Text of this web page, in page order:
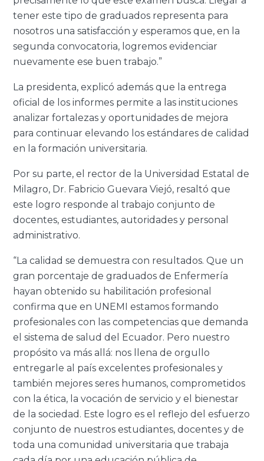
tener este tipo de graduados representa para
nosotros una satisfacción y esperamos que, en la
segunda convocatoria, logremos evidenciar
nuevamente ese buen trabajo.”
La presidenta, explicó además que la entrega
oficial de los informes permite a las instituciones
analizar fortalezas y oportunidades de mejora
para continuar elevando los estándares de calidad
en la formación universitaria.
Por su parte, el rector de la Universidad Estatal de
Milagro, Dr. Fabricio Guevara Viejó, resaltó que
este logro responde al trabajo conjunto de
docentes, estudiantes, autoridades y personal
administrativo.
“La calidad se demuestra con resultados. Que un
gran porcentaje degraduados de Enfermería
hayan obtenido su habilitación profesional
confirma que en UNEMI estamos formando
profesionales con las competencias que demanda
el sistema de salud del Ecuador. Pero nuestro
propósito va más allá: nos llena de orgullo
entregarle al país excelentes profesionales y
también mejores seres humanos, comprometidos
con la ética, la vocación de servicio y el bienestar
de la sociedad. Este logro es el reflejo del esfuerzo
conjunto de nuestros estudiantes, docentes y de
toda una comunidad universitaria que trabaja